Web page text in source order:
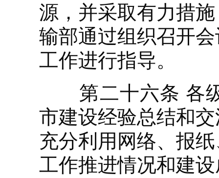
源，并采取有力措
输部通过组织召开
工作进行指导。
第二十六条 各级
市建设经验总结和
充分利用网络、报
工作推进情况和建